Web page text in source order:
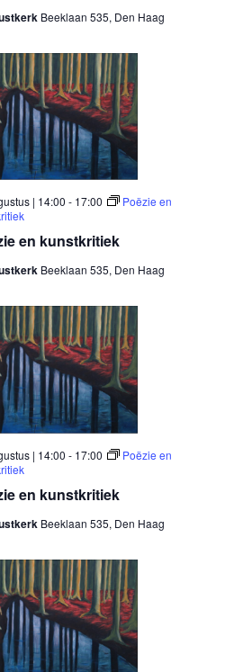
Beeklaan 535, Den Haag
en kunstkritiek
| 14:00 - 17:00
Poëzie en
Beeklaan 535, Den Haag
en kunstkritiek
| 14:00 - 17:00
Poëzie en
Beeklaan 535, Den Haag